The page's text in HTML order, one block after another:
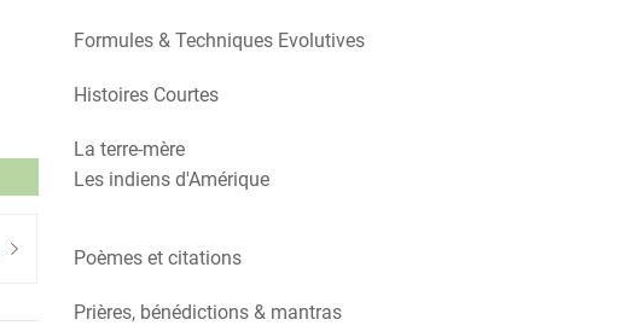
Formules & Techniques Evolutives
Histoires Courtes
La terre-mère
Les indiens d'Amérique
Poèmes et citations
Prières, bénédictions & mantras